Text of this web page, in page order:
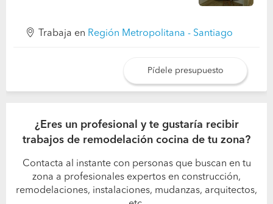
Trabaja en Región Metropolitana - Santiago
Pídele presupuesto
¿Eres un profesional y te gustaría recibir
trabajos de remodelación cocina de tu zona?
Contacta al instante con personas que buscan en tu
zona a profesionales expertos en construcción,
remodelaciones, instalaciones, mudanzas, arquitectos,